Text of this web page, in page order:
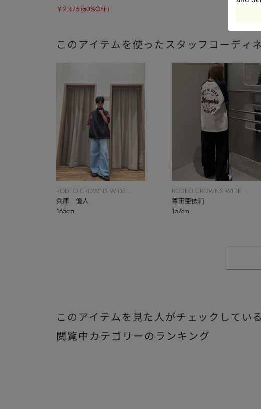
￥2,475 (50%OFF)
このアイテムを使ったスタッフコーディ
RODEO CROWNS WIDE
BOWL
兵庫 優人
165cm
RODEO CROWNS WIDE
BOWL
尊田亜依莉
157cm
このアイテムを見た人がチェックしてい
閲覧中カテゴリーのランキング